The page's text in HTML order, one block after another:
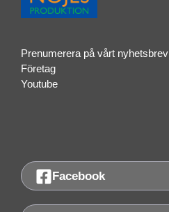
Prenumerera på vårt nyhetsbrev
Företag
Youtube
Facebook